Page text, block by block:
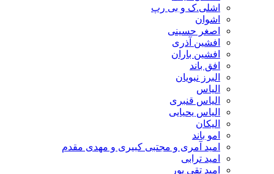
اشلی.ک و بی رپ
اشوان
اصغر حسینی
افشین آذری
افشین باران
افق باند
البرز نبویان
الیاس
الیاس قنبرى
الیاس یحیایی
الیکان
امو باند
امید آمری و مجتبی کبیری و مهدى مقدم
امید ترابی
امید تقی پور